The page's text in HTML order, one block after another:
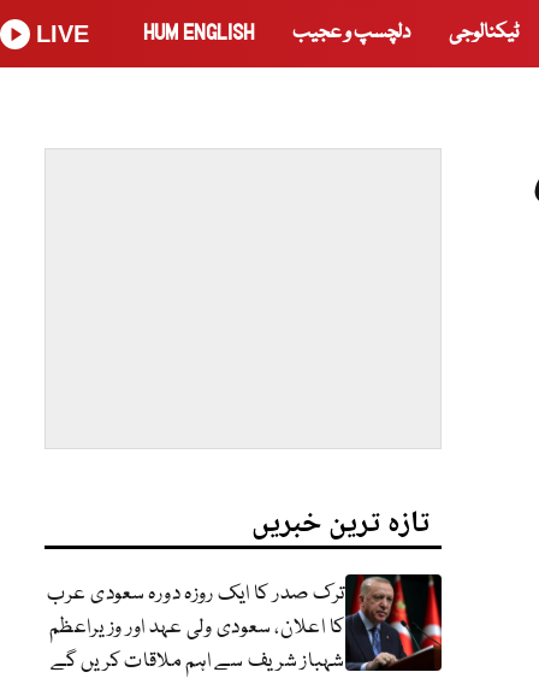
ٹیکنالوجی دلچسپ و عجیب HUM ENGLISH
LIVE
تازہ ترین خبریں
ترک صدر کا ایک روزہ دورہ سعودی عرب
کا اعلان، سعودی ولی عہد اور وزیراعظم
شہباز شریف سے اہم ملاقات کریں گے